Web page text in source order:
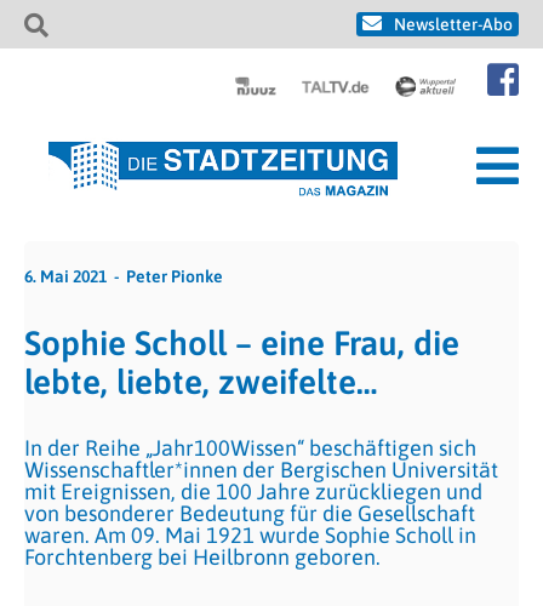
Newsletter-Abo
6. Mai 2021 Peter Pionke
Sophie Scholl – eine Frau, die
lebte, liebte, zweifelte…
In der Reihe „Jahr100Wissen“ beschäftigen sich
Wissenschaftler*innen der Bergischen Universität
mit Ereignissen, die 100 Jahre zurückliegen und
von besonderer Bedeutung für die Gesellschaft
waren. Am 09. Mai 1921 wurde Sophie Scholl in
Forchtenberg bei Heilbronn geboren.